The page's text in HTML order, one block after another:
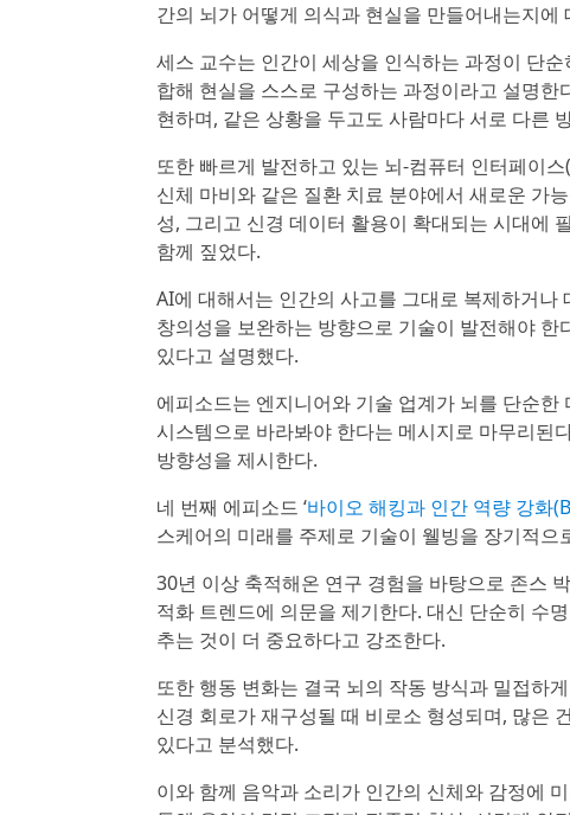
간의 뇌가 어떻게 의식과 현실을 만들어내는지에
세스 교수는 인간이 세상을 인식하는 과정이 단
합해 현실을 스스로 구성하는 과정이라고 설명
현하며, 같은 상황을 두고도 사람마다 서로 다른
또한 빠르게 발전하고 있는 뇌-컴퓨터 인터페이
신체 마비와 같은 질환 치료 분야에서 새로운 가
성, 그리고 신경 데이터 활용이 확대되는 시대에
함께 짚었다.
AI에 대해서는 인간의 사고를 그대로 복제하거
창의성을 보완하는 방향으로 기술이 발전해야
있다고 설명했다.
에피소드는 엔지니어와 기술 업계가 뇌를 단순
시스템으로 바라봐야 한다는 메시지로 마무리된
방향성을 제시한다.
네 번째 에피소드 ‘바이오 해킹과 인간 역량 강
스케어의 미래를 주제로 기술이 웰빙을 장기적
30년 이상 축적해온 연구 경험을 바탕으로 존스
적화 트렌드에 의문을 제기한다. 대신 단순히 수
추는 것이 더 중요하다고 강조한다.
또한 행동 변화는 결국 뇌의 작동 방식과 밀접하
신경 회로가 재구성될 때 비로소 형성되며, 많은
있다고 분석했다.
이와 함께 음악과 소리가 인간의 신체와 감정에